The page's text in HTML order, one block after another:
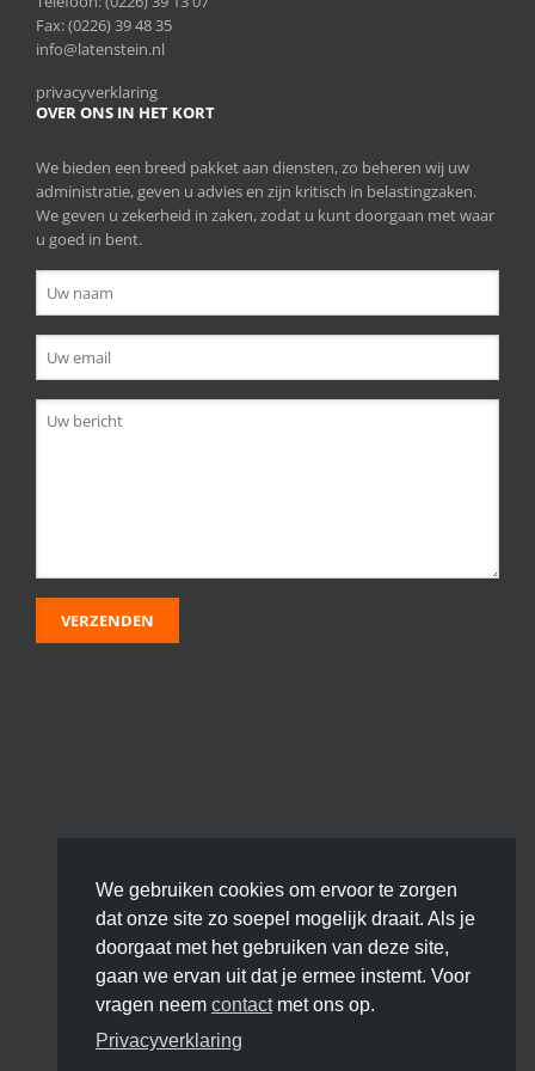
Fax: (0226) 39 48 35
info@latenstein.nl
privacyverklaring
OVER ONS IN HET KORT
We bieden een breed pakket aan diensten, zo beheren wij uw
administratie, geven u advies en zijn kritisch in belastingzaken.
We geven u zekerheid in zaken, zodat u kunt doorgaan met waar
u goed in bent.
We gebruiken cookies om ervoor te zorgen
dat onze site zo soepel mogelijk draait. Als je
doorgaat met het gebruiken van deze site,
gaan we ervan uit dat je ermee instemt. Voor
vragen neem contactmet ons op.
Privacyverklaring